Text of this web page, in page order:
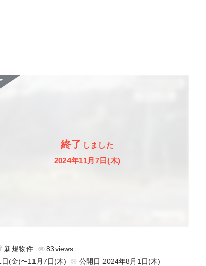
終了 しました
2024年11月7日(木)
新規物件
83
(金)〜11月7日(木)
公開日 2024年8月1日(木)